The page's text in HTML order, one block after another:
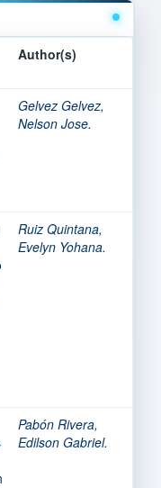
Author(s)
Gelvez Gelvez,
Nelson Jose.
Ruiz Quintana,
Evelyn Yohana.
Pabón Rivera,
Edilson Gabriel.